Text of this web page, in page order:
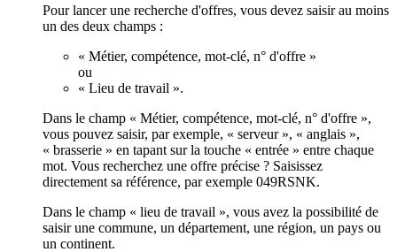
Pour lancer une recherche d'offres, vous devez saisir au moins
un des deux champs :
« Métier, compétence, mot-clé, n° d'offre »
ou
« Lieu de travail ».
Dans le champ « Métier, compétence, mot-clé, n° d'offre »,
vous pouvez saisir, par exemple, « serveur », « anglais »,
« brasserie » en tapant sur la touche « entrée » entre chaque
mot. Vous recherchez une offre précise ? Saisissez
directement sa référence, par exemple 049RSNK.
Dans le champ « lieu de travail », vous avez la possibilité de
saisir une commune, un département, une région, un pays ou
un continent.